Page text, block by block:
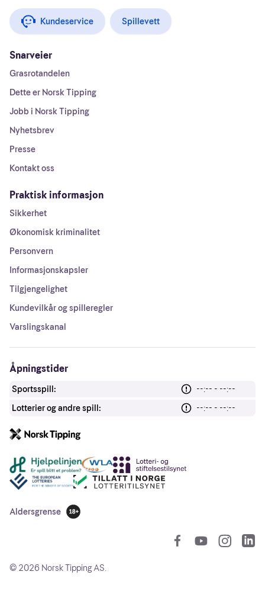
Kundeservice Spillevett
Snarveier
Grasrotandelen
Dette er Norsk Tipping
Jobb i Norsk Tipping
Nyhetsbrev
Presse
Kontakt oss
Praktisk informasjon
Sikkerhet
Økonomisk kriminalitet
Personvern
Informasjonskapsler
Tilgjengelighet
Kundevilkår og spilleregler
Varslingskanal
Åpningstider
Sportsspill:
--:-- - --:--
Lotterier og andre spill:
--:-- - --:--
Andre lenker
Aldersgrense
18 år
© 2026 Norsk Tipping AS.